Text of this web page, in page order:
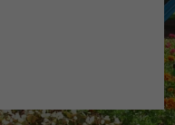
Tecnici